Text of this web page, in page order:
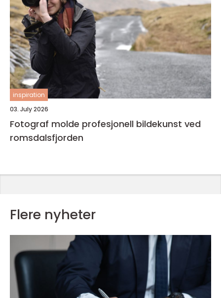
inspiration
03. July 2026
Fotograf molde profesjonell bildekunst ved
romsdalsfjorden
Flere nyheter